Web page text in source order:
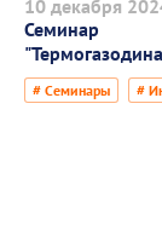
10 декабря
Семинар
# Семинары #